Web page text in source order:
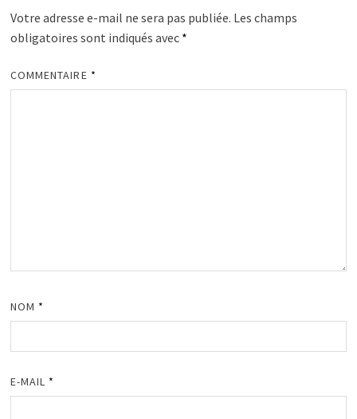
Votre adresse e-mail ne sera pas publiée. Les champs
obligatoires sont indiqués avec *
COMMENTAIRE *
NOM *
E-MAIL *